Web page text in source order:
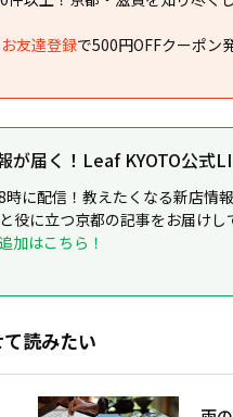
友達登録で500円OFFクーポン
が届く！Leaf KYOTO公式
に配信！教えたくなる新店情
役に立つ京都の記事をお届け
加はこちら！
読みたい